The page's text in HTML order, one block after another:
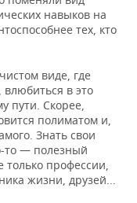
навыков на
тех, кто
виде, где
в это
пути. Скорее,
полиматом и,
Знать свои
то — полезный
только профессии,
жизни, друзей...